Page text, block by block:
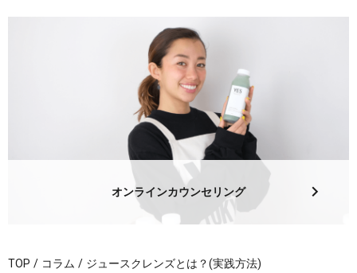
オンラインカウンセリング
TOP コラム ジュースクレンズとは？(実践方法)